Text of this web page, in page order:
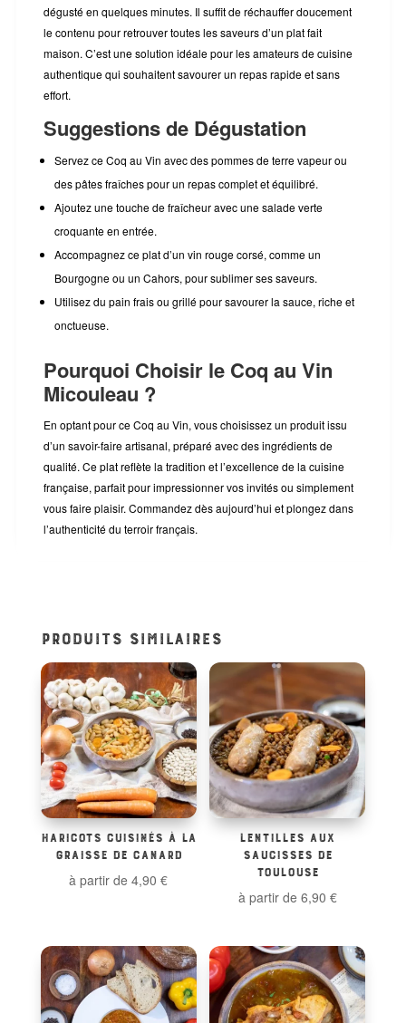
dégusté en quelques minutes. Il suffit de réchauffer doucement
le contenu pour retrouver toutes les saveurs d’un plat fait
maison. C’est une solution idéale pour les amateurs de cuisine
authentique qui souhaitent savourer un repas rapide et sans
effort.
Suggestions de Dégustation
Servez ce Coq au Vin avec des pommes de terre vapeur ou
des pâtes fraîches pour un repas complet et équilibré.
Ajoutez une touche de fraîcheur avec une salade verte
croquante en entrée.
Accompagnez ce plat d’un vin rouge corsé, comme un
Bourgogne ou un Cahors, pour sublimer ses saveurs.
Utilisez du pain frais ou grillé pour savourer la sauce, riche et
onctueuse.
Pourquoi Choisir le Coq au Vin
Micouleau ?
En optant pour ce Coq au Vin, vous choisissez un produit issu
d’un savoir-faire artisanal, préparé avec des ingrédients de
qualité. Ce plat reflète la tradition et l’excellence de la cuisine
française, parfait pour impressionner vos invités ou simplement
vous faire plaisir. Commandez dès aujourd’hui et plongez dans
l’authenticité du terroir français.
PRODUITS SIMILAIRES
HARICOTS CUISINÉS À LA
GRAISSE DE CANARD
à partir de4,90€
LENTILLES AUX
SAUCISSES DE
TOULOUSE
à partir de 6,90 €